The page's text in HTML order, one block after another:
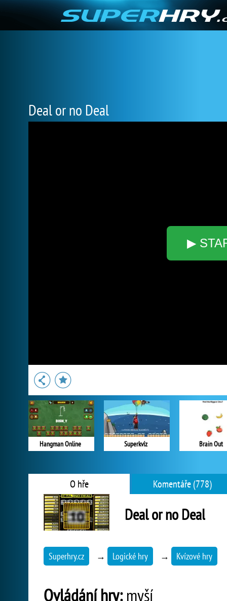
Deal or no Deal
▶
Hangman Online Superkvíz Brain Out
O hře Komentáře (778)
Deal or no Deal
Superhry.cz → Logické hry → Kvízové hry
Ovládání hry:myší